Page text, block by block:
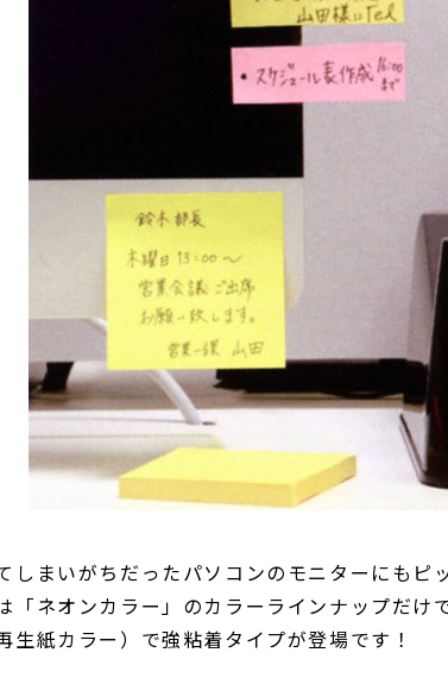
しまいがちだったパソコンのモニターにもピ
「ネオンカラー」のカラーラインナップだけ
生紙カラー）で強粘着タイプが登場です！